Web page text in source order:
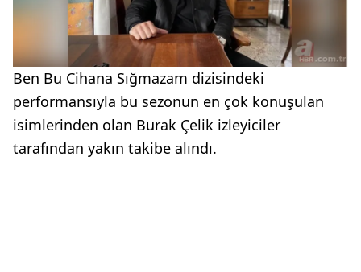
Ben Bu Cihana Sığmazam dizisindeki
performansıyla bu sezonun en çok konuşulan
isimlerinden olan Burak Çelik izleyiciler
tarafından yakın takibe alındı.